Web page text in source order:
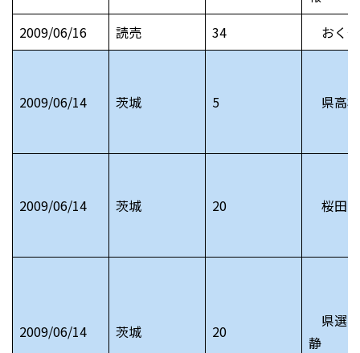
2009/06/16
読売 34 おく
2009/06/14 茨城 5 県高
2009/06/14 茨城 20 桜田
2009/06/14 茨城 20
県選
静